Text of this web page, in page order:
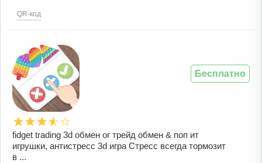
QR-код
fidget trading 3d обмен or трейд обмен & поп ит
игрушки, антистресс 3d игра Стресс всегда тормозит
в ...
Бесплатно